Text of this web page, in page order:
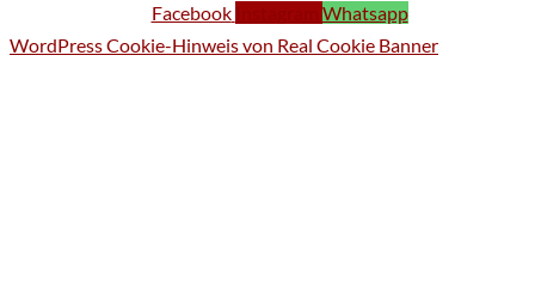
Facebook
Whatsapp
WordPress Cookie-Hinweis von Real Cookie Banner